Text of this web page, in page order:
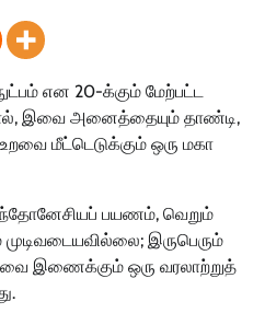
என 20-க்கும் மேற்பட்ட
இவை அனைத்தையும் தாண்டி,
மீட்டெடுக்கும் ஒரு மகா
பயணம், வெறும்
முடிவடையவில்லை; இருபெரும்
இணைக்கும் ஒரு வரலாற்றுத்